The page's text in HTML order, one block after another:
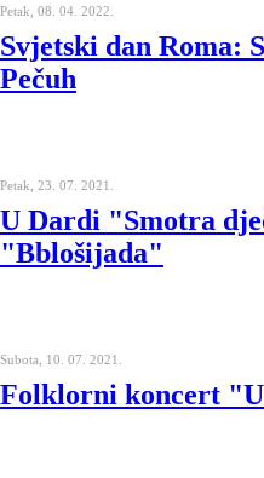
Petak, 08. 04. 2022.
Svjetski dan Roma:
Pečuh
Petak, 23. 07. 2021.
U Dardi "Smotra
"Bblošijada"
Subota, 10. 07. 2021.
Folklorni koncert